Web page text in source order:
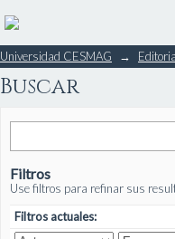
Buscar
Universidad CESMAG →
Buscar
Filtros
Use filtros para refinar sus
Filtros actuales: